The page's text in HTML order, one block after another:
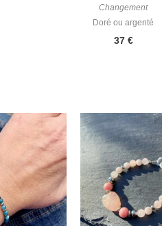
Changement
Doré ou argenté
37 €